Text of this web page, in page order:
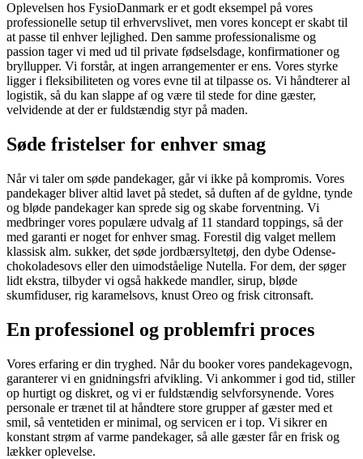
Oplevelsen hos FysioDanmark er et godt eksempel på vores
professionelle setup til erhvervslivet, men vores koncept er skabt til
at passe til enhver lejlighed. Den samme professionalisme og
passion tager vi med ud til private fødselsdage, konfirmationer og
bryllupper. Vi forstår, at ingen arrangementer er ens. Vores styrke
ligger i fleksibiliteten og vores evne til at tilpasse os. Vi håndterer al
logistik, så du kan slappe af og være til stede for dine gæster,
velvidende at der er fuldstændig styr på maden.
Søde fristelser for enhver smag
Når vi taler om søde pandekager, går vi ikke på kompromis. Vores
pandekager bliver altid lavet på stedet, så duften af de gyldne, tynde
og bløde pandekager kan sprede sig og skabe forventning. Vi
medbringer vores populære udvalg af 11 standard toppings, så der
med garanti er noget for enhver smag. Forestil dig valget mellem
klassisk alm. sukker, det søde jordbærsyltetøj, den dybe Odense-
chokoladesovs eller den uimodståelige Nutella. For dem, der søger
lidt ekstra, tilbyder vi også hakkede mandler, sirup, bløde
skumfiduser, rig karamelsovs, knust Oreo og frisk citronsaft.
En professionel og problemfri proces
Vores erfaring er din tryghed. Når du booker vores pandekagevogn,
garanterer vi en gnidningsfri afvikling. Vi ankommer i god tid, stiller
op hurtigt og diskret, og vi er fuldstændig selvforsynende. Vores
personale er trænet til at håndtere store grupper af gæster med et
smil, så ventetiden er minimal, og servicen er i top. Vi sikrer en
konstant strøm af varme pandekager, så alle gæster får en frisk og
lækker oplevelse.